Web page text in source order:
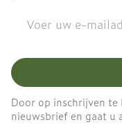
Door op inschrijven
nieuwsbrief en gaat u